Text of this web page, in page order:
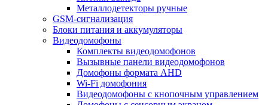
Металлодетекторы ручные
GSM-сигнализация
Блоки питания и аккумуляторы
Видеодомофоны
Комплекты видеодомофонов
Вызывные панели видеодомофонов
Домофоны формата AHD
Wi-Fi домофония
Видеодомофоны с кнопочным управлением